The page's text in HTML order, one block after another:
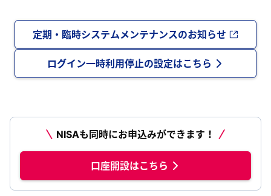
定期・臨時システムメンテナンスのお知らせ
ログイン一時利用停止の設定はこちら
NISAも同時にお申込みができます！
口座開設はこちら